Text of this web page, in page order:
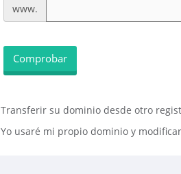
www.
Comprobar
Transferir su dominio desde otro
Yo usaré mi propio dominio y